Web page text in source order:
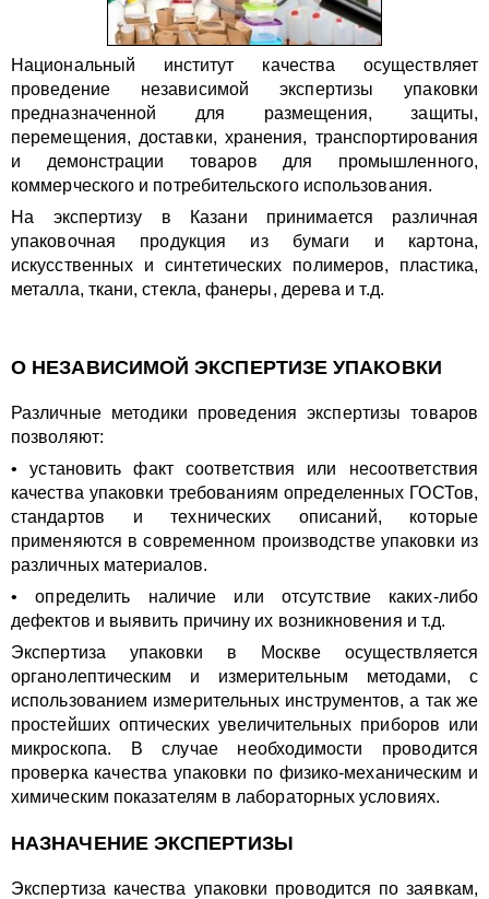
Национальный институт качества осуществляет
проведение независимой экспертизы упаковки
предназначенной для размещения, защиты,
перемещения, доставки, хранения, транспортирования
и демонстрации товаров для промышленного,
коммерческого и потребительского использования.
На экспертизу в Казани принимается различная
упаковочная продукция из бумаги и картона,
искусственных и синтетических полимеров, пластика,
металла, ткани, стекла, фанеры, дерева и т.д.
О НЕЗАВИСИМОЙ ЭКСПЕРТИЗЕ УПАКОВКИ
Различные методики проведения экспертизы товаров
позволяют:
• установить факт соответствия или несоответствия
качества упаковки требованиям определенных ГОСТов,
стандартов и технических описаний, которые
применяются в современном производстве упаковки из
различных материалов.
• определить наличие или отсутствие каких-либо
дефектов и выявить причину их возникновения и т.д.
Экспертиза упаковки в Москве осуществляется
органолептическим и измерительным методами, с
использованием измерительных инструментов, а так же
простейших оптических увеличительных приборов или
микроскопа. В случае необходимости проводится
проверка качества упаковки по физико-механическим и
химическим показателям в лабораторных условиях.
НАЗНАЧЕНИЕ ЭКСПЕРТИЗЫ
Экспертиза качества упаковки проводится по заявкам,